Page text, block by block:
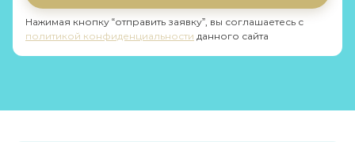
Нажимая кнопку “отправить заявку”, вы соглашаетесь с
политикой конфиденциальности данного сайта